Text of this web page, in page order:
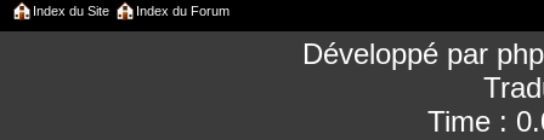
Index du Site Index du Forum
Développé par
Time :